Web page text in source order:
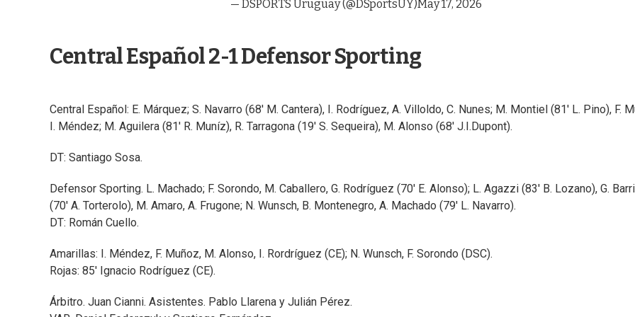
— DSPORTS Uruguay (@DSportsUY)May 17, 2026
Central Español 2-1 Defensor Sporting
Central Español: E. Márquez; S. Navarro (68' M. Cantera), I. Rodríguez, A. Villoldo, C. Nunes; M. Montiel (81' L. Pino), F.
I. Méndez; M. Aguilera (81' R. Muníz), R. Tarragona (19' S. Sequeira), M. Alonso (68' J.I.Dupont).
DT: Santiago Sosa.
Defensor Sporting. L. Machado; F. Sorondo, M. Caballero, G. Rodríguez (70' E. Alonso); L. Agazzi (83' B. Lozano), G.
(70' A. Torterolo), M. Amaro, A. Frugone; N. Wunsch, B. Montenegro, A. Machado (79' L. Navarro).
DT: Román Cuello.
Amarillas: I. Méndez, F. Muñoz, M. Alonso, I. Rordríguez (CE); N. Wunsch, F. Sorondo (DSC).
Rojas: 85' Ignacio Rodríguez (CE).
Árbitro. Juan Cianni. Asistentes. Pablo Llarena y Julián Pérez.